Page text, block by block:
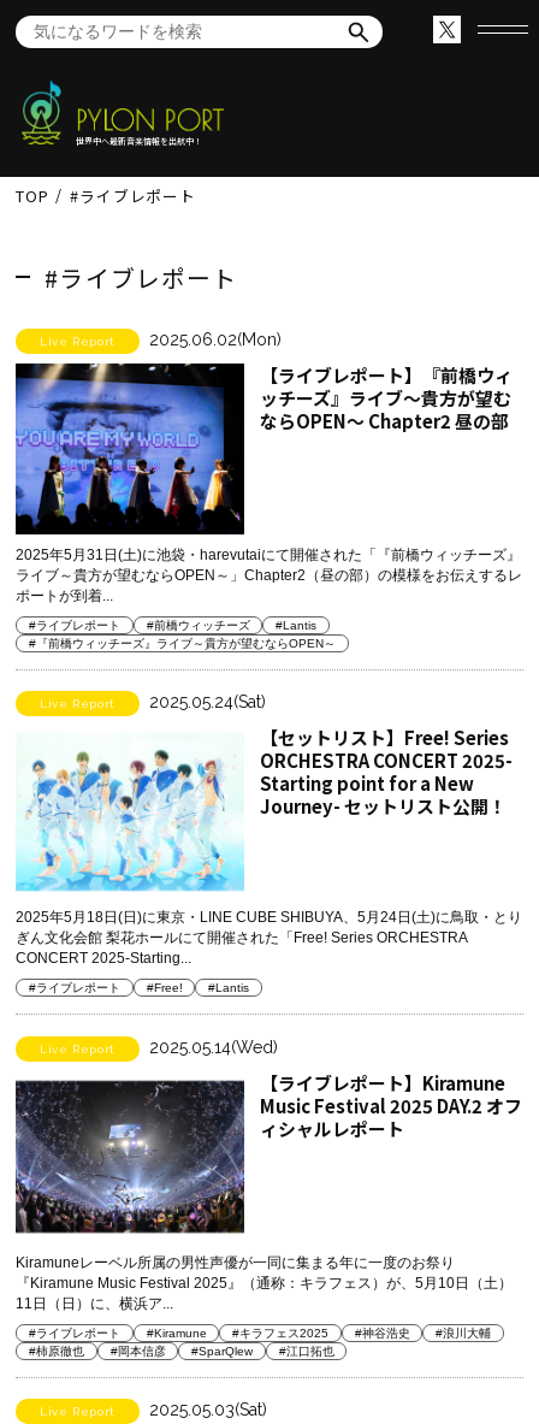
世界中へ最新音楽情報を出航中！
TOP #ライブレポート
#ライブレポート
Live Report 2025.06.02(Mon)
【ライブレポート】『前橋ウィ
ッチーズ』ライブ～貴方が望む
ならOPEN～ Chapter2 昼の部
2025年5月31日(土)に池袋・harevutaiにて開催された「『前橋ウィッチーズ』
ライブ～貴方が望むならOPEN～」Chapter2（昼の部）の模様をお伝えするレ
ポートが到着...
#ライブレポート #前橋ウィッチーズ
#Lantis
#『前橋ウィッチーズ』ライブ～貴方が望むならOPEN～
Live Report 2025.05.24(Sat)
【セットリスト】Free! Series
ORCHESTRA CONCERT 2025-
Starting point for a New
Journey- セットリスト公開！
2025年5月18日(日)に東京・LINE CUBE SHIBUYA、5月24日(土)に鳥取・とり
ぎん文化会館 梨花ホールにて開催された「Free! Series ORCHESTRA
CONCERT 2025-Starting...
#ライブレポート #Free! #Lantis
Live Report 2025.05.14(Wed)
【ライブレポート】Kiramune
Music Festival 2025 DAY.2 オフ
ィシャルレポート
Kiramuneレーベル所属の男性声優が一同に集まる年に一度のお祭り
『Kiramune Music Festival 2025』（通称：キラフェス）が、5月10日（土）
11日（日）に、横浜ア...
#ライブレポート #Kiramune #キラフェス2025 #神谷浩史
#浪川大輔
#柿原徹也
#岡本信彦 #SparQlew #江口拓也
Live Report 2025.05.03(Sat)